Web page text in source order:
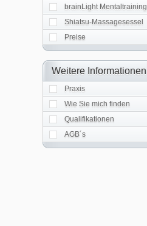
brainLight Mentaltraining
Programmangebot
Shiatsu-Massagesessel
Preise
Weitere Informationen
Praxis
Wie Sie mich finden
Qualifikationen
AGB´s